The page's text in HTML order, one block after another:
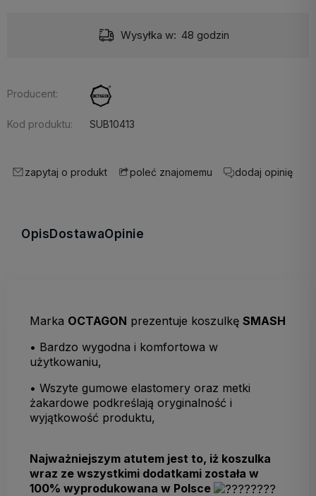
Wysyłka w: 48 godzin
Producent:
Kod produktu: SUB10413
zapytaj o produkt poleć znajomemu dodaj opinię
OpisDostawaOpinie
Marka OCTAGON prezentuje koszulkę SMASH
• Bardzo wygodna i komfortowa w
użytkowaniu,
• Wszyte gumowe elastomery oraz metki
żakardowe podkreślają oryginalność i
wyjątkowość produktu,
Najważniejszym atutem jest to, iż koszulka
wraz ze wszystkimi dodatkami została w
100% wyprodukowana w Polsce